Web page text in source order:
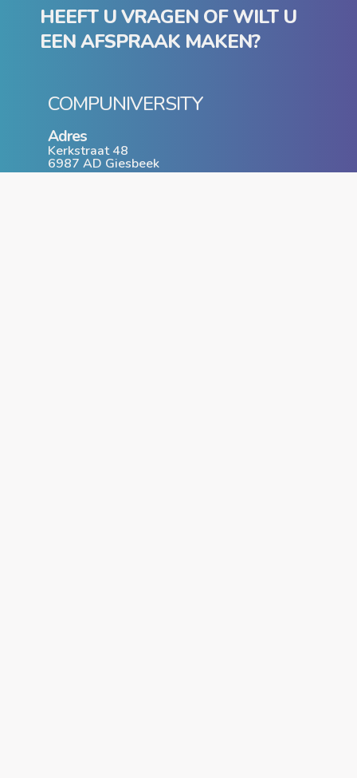
HEEFT U VRAGEN OF WILT U
EEN AFSPRAAK MAKEN?
COMPUNIVERSITY
Adres
Kerkstraat 48
6987 AD Giesbeek